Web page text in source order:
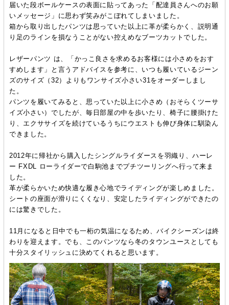
届いた段ボールケースの表面に貼ってあった「配達員さんへのお願
いメッセージ」に思わず笑みがこぼれてしまいました。
箱から取り出したパンツは思っていた以上に革が柔らかく、説明通
り足のラインを損なうことがない控えめなブーツカットでした。
レザーパンツ は、「かっこ良さを求めるお客様には小さめをおす
すめします」と言うアドバイスを参考に、いつも履いているジーン
ズのサイズ（32）よりもワンサイズ小さい31をオーダーしまし
た。
パンツを履いてみると、思っていた以上に小さめ（おそらくツーサ
イズ小さい）でしたが、毎日部屋の中を歩いたり、椅子に腰掛けた
り、エクササイズを続けているうちにウエストも伸び身体に馴染ん
できました。
2012年に帰社から購入したシングルライダースを羽織り、ハーレ
ー FXDL ローライダーで白駒池までプチツーリングへ行って来ま
した。
革が柔らかいため快適な履き心地でライディングが楽しめました。
シートの座面が滑りにくくなり、安定したライディングができたの
には驚きでした。
11月になると日中でも一桁の気温になるため、バイクシーズンは終
わりを迎えます。でも、このパンツなら冬のタウンユースとしても
十分スタイリッシュに決めてくれると思います。